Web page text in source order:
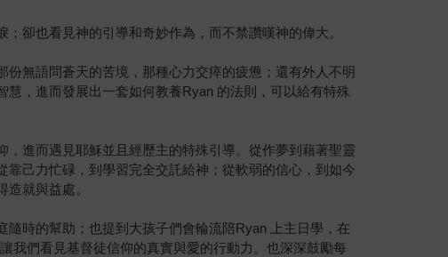
卻也看見神的引導和奇妙作為，而不禁讚嘆神的偉大。
無語問蒼天的苦境，那種心力交瘁的疲憊；還有外人不明
，進而發展出一套如何教養Ryan 的法則，可以給有特殊
進而遇見耶穌並且經歷主的特殊引導。從作夢到藉著聖靈
己力忙碌，到學習完全交託給神；從軟弱的信心，到如今
就與益處。
時的幫助；也提到大孩子們會輪流陪Ryan 上主日學，在
我們看見基督徒信仰的真實與愛的行動力。也深深鼓勵每